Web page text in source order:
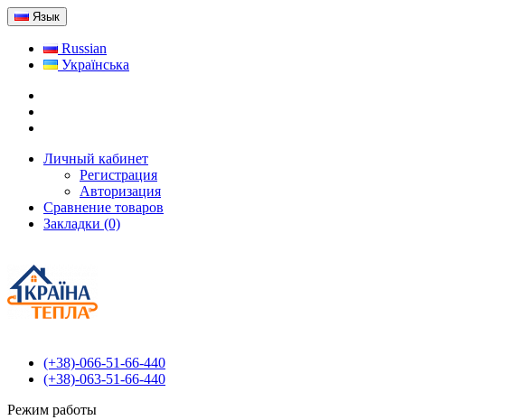
Язык
Russian
Українська
Личный кабинет
Регистрация
Авторизация
Сравнение товаров
Закладки (0)
(+38)-066-51-66-440
(+38)-063-51-66-440
Режим работы